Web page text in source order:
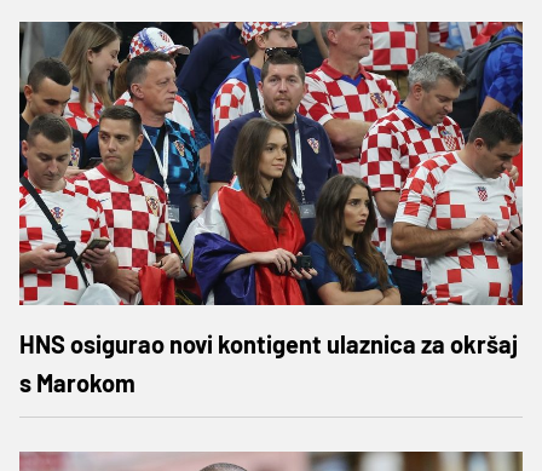
HNS osigurao novi kontigent ulaznica za okršaj
s Marokom